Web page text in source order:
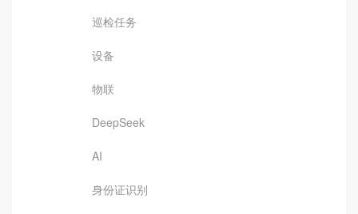
巡检任务
设备
物联
DeepSeek
AI
身份证识别